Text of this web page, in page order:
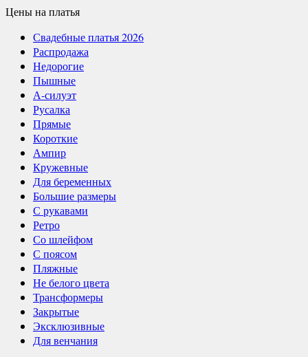
Ценына платья
Свадебные платья 2026
Распродажа
Недорогие
Пышные
А-силуэт
Русалка
Прямые
Короткие
Ампир
Кружевные
Для беременных
Большие размеры
С рукавами
Ретро
Со шлейфом
С поясом
Пляжные
Не белого цвета
Трансформеры
Закрытые
Эксклюзивные
Для венчания